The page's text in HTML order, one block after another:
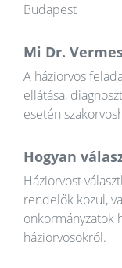
Budapest
Mi Dr.
A háziorvos
ellátása,
esetén
Hogyan
Háziorvost
rendelők közül,
önkormányzatok
háziorvosokról.